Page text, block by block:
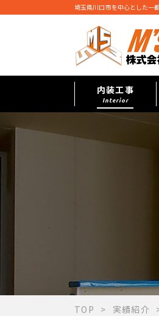
埼玉県川口市を中心とした一
内装工事
Interior
TOP 実績紹介